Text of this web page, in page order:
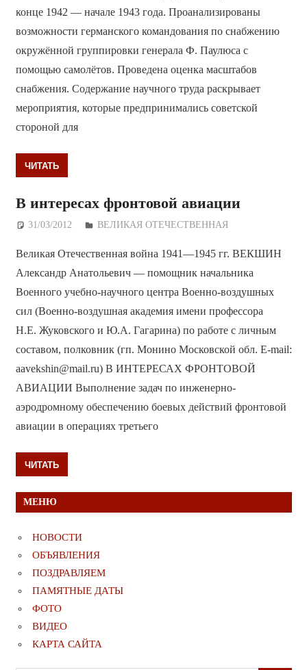
конце 1942 — начале 1943 года. Проанализированы
возможности германского командования по снабжению
окружённой группировки генерала Ф. Паулюса с
помощью самолётов. Проведена оценка масштабов
снабжения. Содержание научного труда раскрывает
мероприятия, которые предпринимались советской
стороной для
ЧИТАТЬ
В интересах фронтовой авиации
31/03/2012 Дежурный по Редакции
ВЕЛИКАЯ ОТЕЧЕСТВЕННАЯ
Великая Отечественная война 1941—1945 гг. ВЕКШИН
Александр Анатольевич — помощник начальника
Военного учебно-научного центра Военно-воздушных
сил (Военно-воздушная академия имени профессора
Н.Е. Жуковского и Ю.А. Гагарина) по работе с личным
составом, полковник (гп. Монино Московской обл. E-mail:
aavekshin@mail.ru) В ИНТЕРЕСАХ ФРОНТОВОЙ
АВИАЦИИ Выполнение задач по инженерно-
аэродромному обеспечению боевых действий фронтовой
авиации в операциях третьего
ЧИТАТЬ
МЕНЮ
НОВОСТИ
ОБЪЯВЛЕНИЯ
ПОЗДРАВЛЯЕМ
ПАМЯТНЫЕ ДАТЫ
ФОТО
ВИДЕО
КАРТА САЙТА